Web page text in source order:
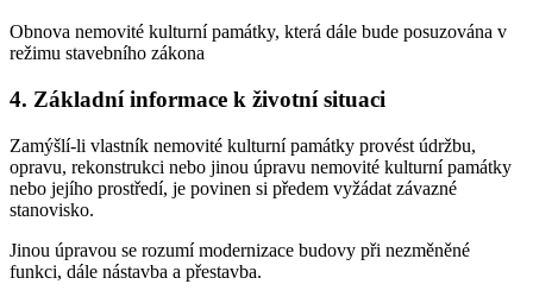
Obnova nemovité kulturní památky, která dále bude posuzována v
režimu stavebního zákona
4. Základní informace k životní situaci
Zamýšlí-li vlastník nemovité kulturní památky provést údržbu,
opravu, rekonstrukci nebo jinou úpravu nemovité kulturní památky
nebo jejího prostředí, je povinen si předem vyžádat závazné
stanovisko.
Jinou úpravou se rozumí modernizace budovy při nezměněné
funkci, dále nástavba a přestavba.